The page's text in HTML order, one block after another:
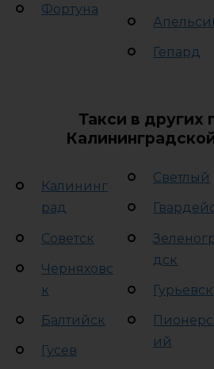
Фортуна
Гепард
Такси в других
Калининг
рад
Советск
Черняховс
к
Балтийск
Гусев
Светлый
дск
Гурьевск
ий